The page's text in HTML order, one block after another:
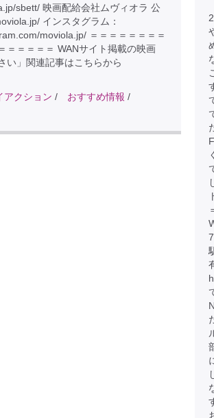
sbett/ 映画配給会社ムヴィオラ 公
インスタグラム：
moviola.jp/ ＝＝＝＝＝＝＝＝
＝＝＝＝＝ WANサイト掲載の映画
い」関連記事はこちらから
アクション / おすすめ情報 /